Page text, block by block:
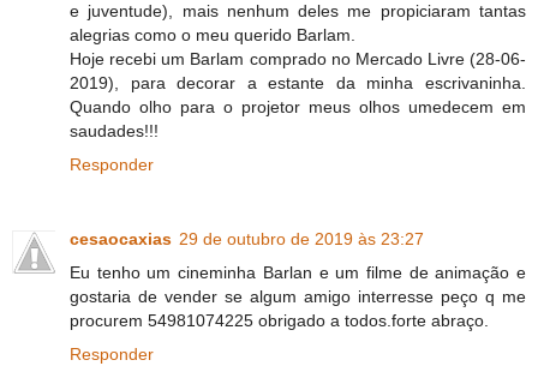
e juventude), mais nenhum deles me propiciaram tantas
alegrias como o meu querido Barlam.
Hoje recebi um Barlam comprado no Mercado Livre (28-06-
2019), para decorar a estante da minha escrivaninha.
Quando olho para o projetor meus olhos umedecem em
saudades!!!
Responder
cesaocaxias 29 de outubro de 2019 às 23:27
Eu tenho um cineminha Barlan e um filme de animação e
gostaria de vender se algum amigo interresse peço q me
procurem 54981074225 obrigado a todos.forte abraço.
Responder